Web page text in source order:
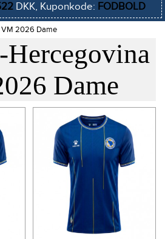
DKK, Kuponkode: FODBOLD
VM 2026 Dame
Hercegovina
Dame